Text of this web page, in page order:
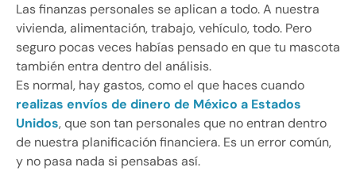
Las finanzas personales se aplican a todo. A nuestra
vivienda, alimentación, trabajo, vehículo, todo. Pero
seguro pocas veces habías pensado en que tu mascota
también entra dentro del análisis.
Es normal, hay gastos, como el que haces cuando
realizas envíos de dinero de México a Estados
Unidos, que son tan personales que no entran dentro
de nuestra planificación financiera. Es un error común,
y no pasa nada si pensabas así.